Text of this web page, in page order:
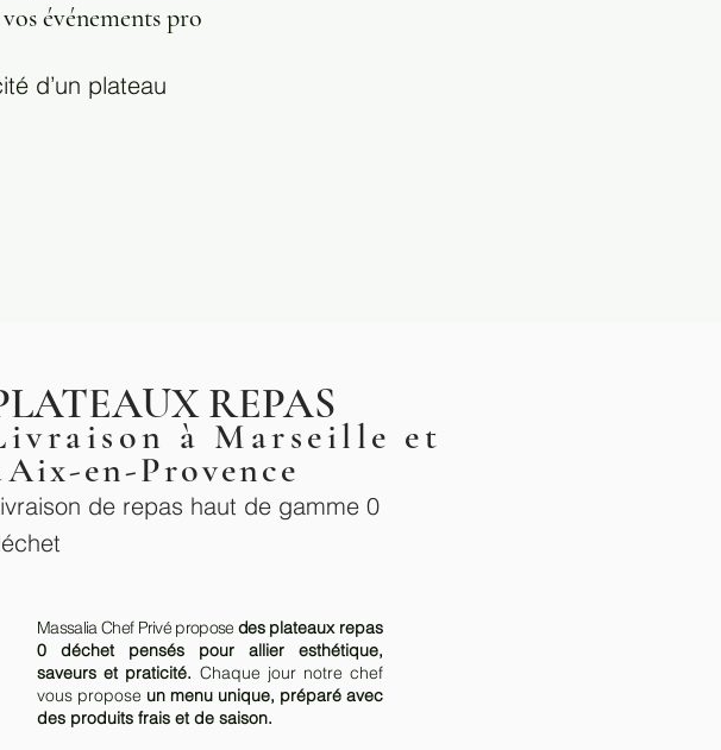
événements pro
d’un plateau
REPAS
à Marseille et
Aix-en-Provence
de repas haut de gamme 0
Massalia Chef Privé propose desplateaux repas
0 déchet pensés pour allier esthétique,
saveurs et praticité. Chaque jour notre chef
vous propose un menu unique, préparé avec
des produits frais et de saison.